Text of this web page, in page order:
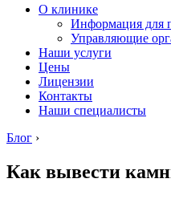
О клинике
Информация для
Управляющие
Наши услуги
Цены
Лицензии
Контакты
Наши специалисты
Блог ›
Как вывести